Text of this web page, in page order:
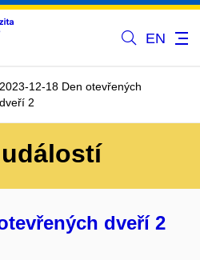
EN
2023-12-18 Den otevřených
dveří 2
dveří 2